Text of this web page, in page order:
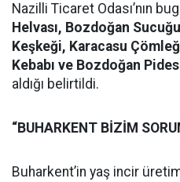
Nazilli Ticaret Odası’nın
Helvası, Bozdoğan
Keşkeği, Karacasu
Kebabı ve Bozdoğan
aldığı belirtildi.
“BUHARKENT BİZİM
Buharkent’in yaş incir